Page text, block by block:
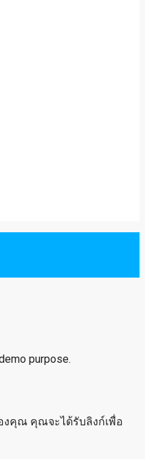
purpose.
คุณ คุณจะได้รับลิงก์เพื่อ